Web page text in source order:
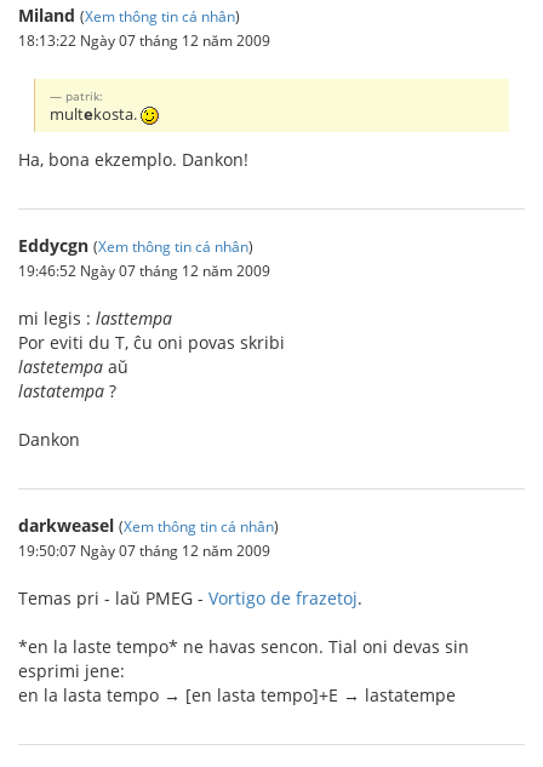
Miland (Xem thông tin cá nhân)
18:13:22 Ngày 07 tháng 12 năm 2009
patrik:
multekosta.
Ha, bona ekzemplo. Dankon!
Eddycgn (Xem thông tin cá nhân)
19:46:52 Ngày 07 tháng 12 năm 2009
mi legis : lasttempa
Por eviti du T, ĉu oni povas skribi
lastetempa aŭ
lastatempa ?
Dankon
darkweasel (Xem thông tin cá nhân)
19:50:07 Ngày 07 tháng 12 năm 2009
Temas pri - laŭ PMEG - Vortigo de frazetoj.
*en la laste tempo* ne havas sencon. Tial oni devas sin
esprimi jene:
en la lasta tempo → [en lasta tempo]+E → lastatempe